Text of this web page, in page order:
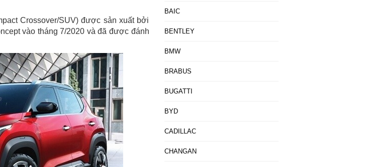
Crossover/SUV) được sản xuất bởi
vào tháng 7/2020 và đã được đánh
BAIC
BENTLEY
BMW
BRABUS
BUGATTI
BYD
CADILLAC
CHANGAN